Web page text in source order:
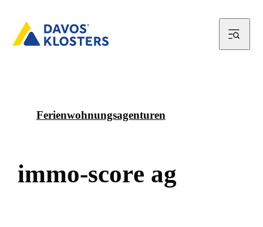
Ferienwohnungsagenturen
immo-score ag